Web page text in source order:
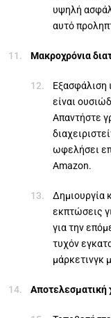
υψηλή
αυτό
Μακροχρόνια
Εξασφάλιση
είναι
Απαντήστε
ωφελήσει
Amazon.
Δημιουργία
εκπτώσεις
για την
τυχόν
μάρκετινγκ
Αποτελεσματική